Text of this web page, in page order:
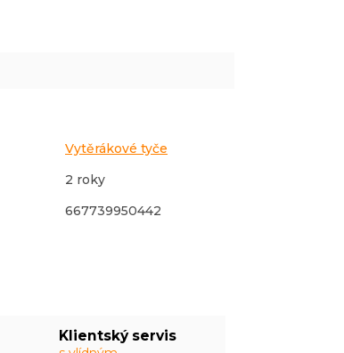
Klientský servis
Vytěrákové tyče
2 roky
667739950442